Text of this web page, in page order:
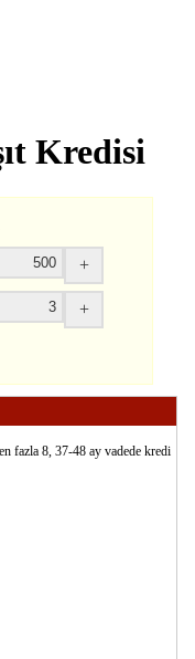
Kredisi
+
+
fazla 8, 37-48 ay vadede kredi